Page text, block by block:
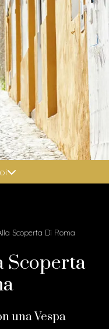
Scoperta Di Roma
Scoperta
una Vespa